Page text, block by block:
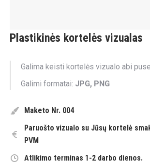
Plastikinės kortelės vizualas
Galima keisti kortelės vizualo abi
Galimi formatai: JPG, PNG
Maketo Nr. 004
Paruošto vizualo su Jūsų kortelė
PVM
Atlikimo terminas 1-2 darbo dienos.